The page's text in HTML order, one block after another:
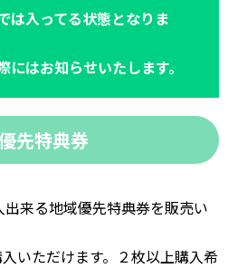
入ってる状態となりま
はお知らせいたします。
先特典券
来る地域優先特典券を販売い
いただけます。２枚以上購入希